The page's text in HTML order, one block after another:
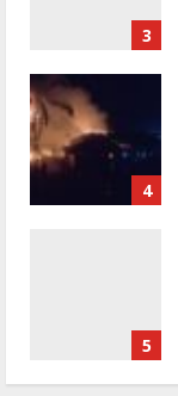
3
4
5